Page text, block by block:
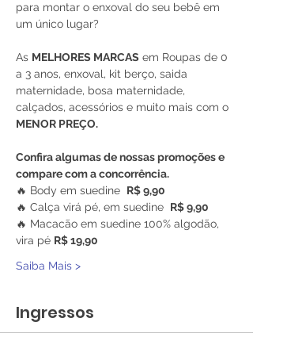
para montar o enxoval do seu bebê em
um único lugar?
As MELHORES MARCAS em Roupas de 0
a 3 anos, enxoval, kit berço, saida
maternidade, bosa maternidade,
calçados, acessórios e muito mais com o
MENOR PREÇO.
Confira algumas de nossas promoções e
compare com a concorrência.
🔥 Body em suedine R$ 9,90
🔥 Calça virá pé, em suedine R$ 9,90
🔥 Macacão em suedine 100% algodão,
vira pé R$ 19,90
Saiba Mais >
Ingressos